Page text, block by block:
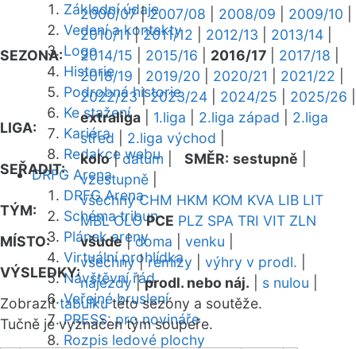
Základní údaje
Vedení a kontakty
Logo
Historie
Podrobná historie
Ke stažení
Kariéra
Redakce webu
DRFG Arena
DRFG Arena
Schéma tribun
Plánek areny
Virtuální prohlídka
Návštěvní řád
Veřejné bruslení
PRESS: pro novináře
Rozpis ledové plochy
SEZONA:
2006/07|2007/08 2008/09 2009/10
2010/11|2011/12 2012/13 2013/14
2014/15
2015/16 2016/17 2017/18
2018/19
2019/20 2020/21 2021/22
2022/23|2023/24 2024/25 2025/26
LIGA:
extraliga 1.liga 2.liga západ
2.liga
střed
2.liga východ
SEŘADIT:
kolo|datum SMĚR: sestupně
vzestupně
TÝM:
všechny CHM HKM KOM KVA LIB LIT
MBL OLO PCE PLZ SPA TRI VIT ZLN
MÍSTO:
všude|doma venku
VÝSLEDKY:
všechny|remízy výhry v prodl.
nájezdy|prodl. nebo náj. s nulou
Zobrazittabulkutéto sezóny a soutěže.
Tučně je vyznačen tým soupeře.